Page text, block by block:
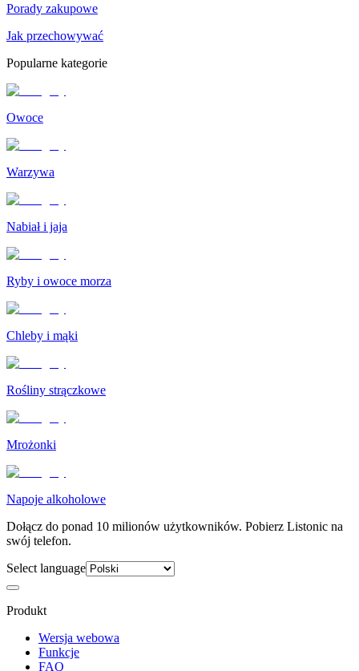
Porady zakupowe
Jak przechowywać
Popularne kategorie
Owoce
Warzywa
Nabiał i jaja
Ryby i owoce morza
Chleby i mąki
Rośliny strączkowe
Mrożonki
Napoje alkoholowe
Dołącz do ponad 10 milionów użytkowników. Pobierz Listonic na
swój telefon.
Select language
Produkt
Wersja webowa
Funkcje
FAQ